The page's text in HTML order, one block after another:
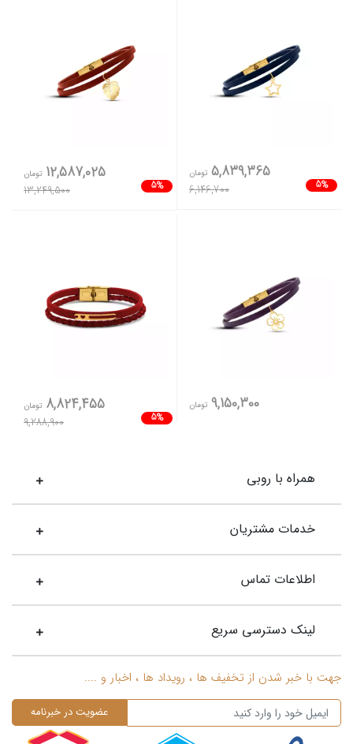
5%
5,839,365 تومان
6,146,700
5%
12,587,025 تومان
13,249,500
9,150,300 تومان
5%
8,824,455 تومان
9,288,900
همراه با روبی
خدمات مشتریان
اطلاعات تماس
لینک دسترسی سریع
جهت با خبر شدن از تخفیف ها ، رویداد ها ، اخبار و ....